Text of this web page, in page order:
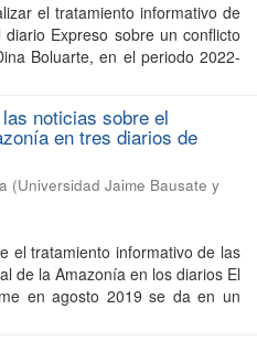
el tratamiento informativo de
Expreso sobre un conflicto
Boluarte, en el periodo 2022-
noticias sobre el
en tres diarios de
(Universidad Jaime Bausate y
el tratamiento informativo de las
de la Amazonía en los diarios El
en agosto 2019 se da en un